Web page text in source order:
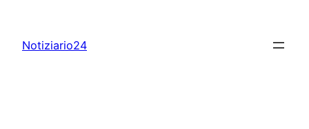
content
Notiziario24